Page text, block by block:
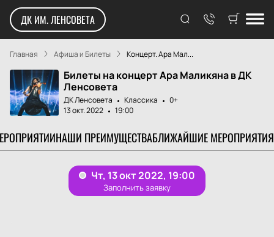
ДК ИМ. ЛЕНСОВЕТА
Главная Афиша и Билеты Концерт. Ара Мал...
Билеты на концерт Ара Маликяна в ДК
Ленсовета
ДК Ленсовета Классика
0+
13 окт. 2022
19:00
НАШИ ПРЕИМУЩЕСТВАБЛИЖАЙШИЕ МЕРОПРИЯТИЯ